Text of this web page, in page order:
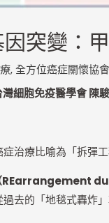
因突變：
,全方位癌症關懷協會
細胞免疫醫學會 陳
治療比喻為「拆彈工
REarrangement
去的「地毯式轟炸